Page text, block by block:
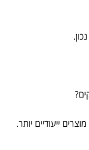
ייעודיים יותר.